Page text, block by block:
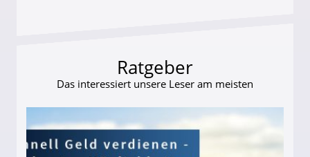
Ratgeber
Das interessiert unsere Leser am meisten